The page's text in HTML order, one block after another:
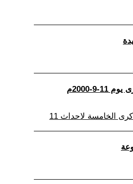
ملف مفتوح بمناسبة الذكرى الخامسة لاحداث 11